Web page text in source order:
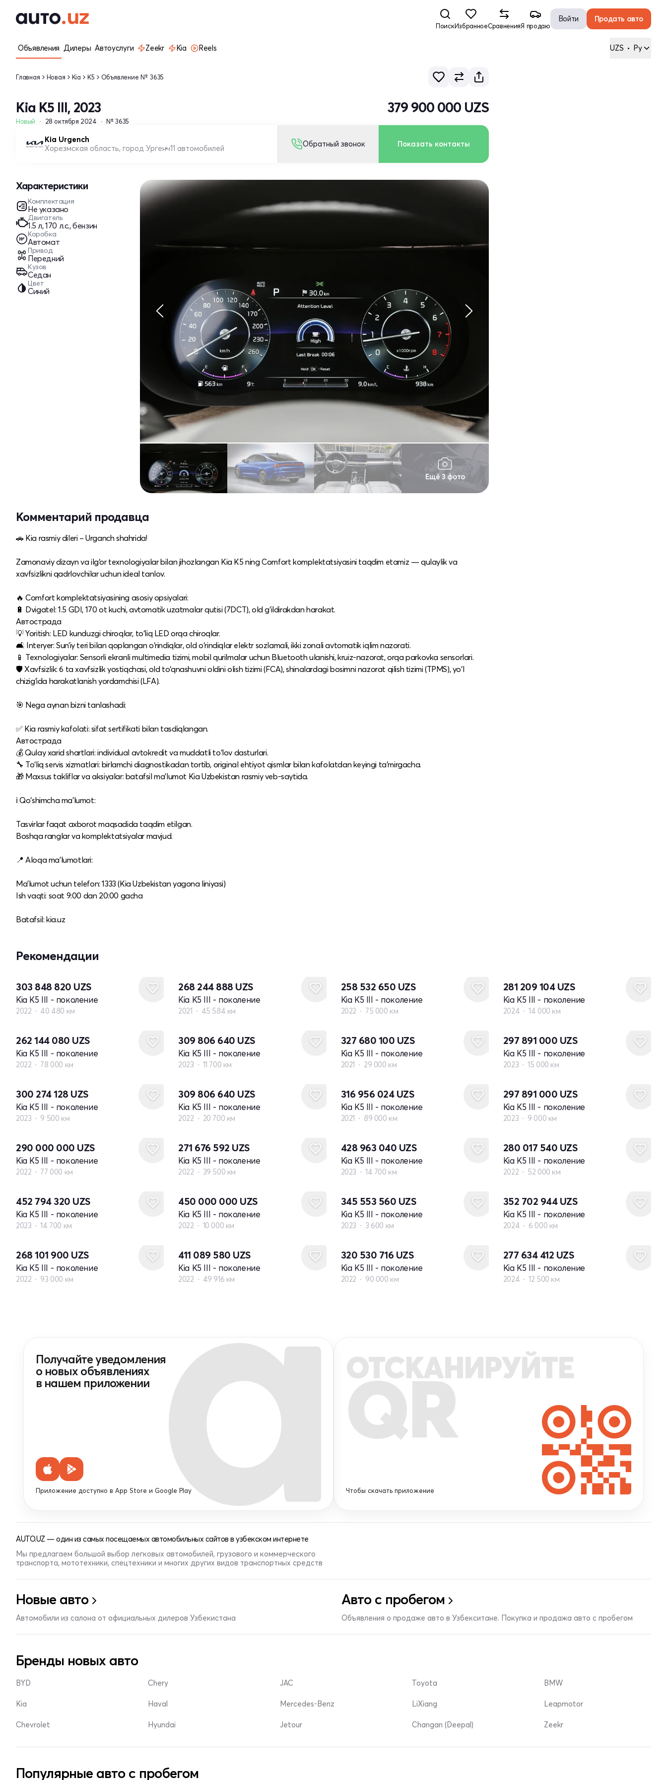
ПоискИзбранноеСравненияЯ продаю
Войти Продать авто
Объявления Дилеры Автоуслуги Zeekr Kia Reels UZS • Ру
Главная Новая Kia K5 Объявление № 3635
Kia K5 III, 2023
Новый 28 октября 2024 № 3635
379 900 000 UZS
Kia Urgench
Хорезмская область, город Ургенч11 автомобилей Обратный звонок Показать контакты
Характеристики
Комплектация
Не указано
Двигатель
1.5 л, 170 л.с., бензин
Коробка
Автомат
Привод
Передний
Кузов
Седан
Цвет
Синий
Ещё 3 фото
Комментарий продавца
🚗 Kia rasmiy dileri – Urganch shahrida!
Zamonaviy dizayn va ilg‘or texnologiyalar bilan jihozlangan Kia K5 ning Comfort komplektatsiyasini taqdim etamiz — qulaylik va
xavfsizlikni qadrlovchilar uchun ideal tanlov.​
🔥 Comfort komplektatsiyasining asosiy opsiyalari:
🔋 Dvigatel: 1.5 GDI, 170 ot kuchi, avtomatik uzatmalar qutisi (7DCT), old g‘ildirakdan harakat.​
Автострада
💡 Yoritish: LED kunduzgi chiroqlar, to‘liq LED orqa chiroqlar.​
🛋️ Interyer: Sun’iy teri bilan qoplangan o‘rindiqlar, old o‘rindiqlar elektr sozlamali, ikki zonali avtomatik iqlim nazorati.​
📱 Texnologiyalar: Sensorli ekranli multimedia tizimi, mobil qurilmalar uchun Bluetooth ulanishi, kruiz-nazorat, orqa parkovka sensorlari.​
🛡️ Xavfsizlik: 6 ta xavfsizlik yostiqchasi, old to‘qnashuvni oldini olish tizimi (FCA), shinalardagi bosimni nazorat qilish tizimi (TPMS), yo‘l
chizig‘ida harakatlanish yordamchisi (LFA).​
🎯 Nega aynan bizni tanlashadi:
✅ Kia rasmiy kafolati: sifat sertifikati bilan tasdiqlangan.​
Автострада
💰 Qulay xarid shartlari: individual avtokredit va muddatli to‘lov dasturlari.​
🔧 To‘liq servis xizmatlari: birlamchi diagnostikadan tortib, original ehtiyot qismlar bilan kafolatdan keyingi ta’mirgacha.​
🎁 Maxsus takliflar va aksiyalar: batafsil ma’lumot Kia Uzbekistan rasmiy veb-saytida.​
ℹ️ Qo‘shimcha ma’lumot:
Tasvirlar faqat axborot maqsadida taqdim etilgan.​
Boshqa ranglar va komplektatsiyalar mavjud.​
📍 Aloqa ma’lumotlari:
Ma’lumot uchun telefon: 1333 (Kia Uzbekistan yagona liniyasi)​
Ish vaqti: soat 9:00 dan 20:00 gacha​
Batafsil: kia.uz
Рекомендации
303 848 820 UZS
Kia K5 III - поколение
2022 40 480 км
268 244 888 UZS
Kia K5 III - поколение
2021 45 584 км
258 532 650 UZS
Kia K5 III - поколение
2022 75 000 км
281 209 104 UZS
Kia K5 III - поколение
2024 14 000 км
262 144 080 UZS
Kia K5 III - поколение
2022 78 000 км
309 806 640 UZS
Kia K5 III - поколение
2023 11 700 км
327 680 100 UZS
Kia K5 III - поколение
2021 29 000 км
297 891 000 UZS
Kia K5 III - поколение
2023 15 000 км
300 274 128 UZS
Kia K5 III - поколение
2023 9 500 км
309 806 640 UZS
Kia K5 III - поколение
2022 20 700 км
316 956 024 UZS
Kia K5 III - поколение
2021 89 000 км
297 891 000 UZS
Kia K5 III - поколение
2023 9 000 км
290 000 000 UZS
Kia K5 III - поколение
2022 77 000 км
271 676 592 UZS
Kia K5 III - поколение
2022 39 500 км
428 963 040 UZS
Kia K5 III - поколение
2023 14 700 км
280 017 540 UZS
Kia K5 III - поколение
2022 52 000 км
452 794 320 UZS
Kia K5 III - поколение
2023 14 700 км
450 000 000 UZS
Kia K5 III - поколение
2022 10 000 км
345 553 560 UZS
Kia K5 III - поколение
2023 3 600 км
352 702 944 UZS
Kia K5 III - поколение
2024 6 000 км
268 101 900 UZS
Kia K5 III - поколение
2022 93 000 км
411 089 580 UZS
Kia K5 III - поколение
2022 49 916 км
320 530 716 UZS
Kia K5 III - поколение
2022 90 000 км
277 634 412 UZS
Kia K5 III - поколение
2024 12 500 км
Получайте уведомления
о новых объявлениях
в нашем приложении
Приложение доступно в App Store и Google Play
ОТСКАНИРУЙТЕ
QR
Чтобы скачать приложение
AUTO.UZ — один из самых посещаемых автомобильных сайтов в узбекском интернете
Мы предлагаем большой выбор легковых автомобилей, грузового и коммерческого
транспорта, мототехники, спецтехники и многих других видов транспортных средств
Новые авто
Автомобили из салона от официальных дилеров Узбекистана
Авто с пробегом
Объявления о продаже авто в Узбекситане. Покупка и продажа авто с пробегом
Бренды новых авто
BYD
Kia
Chevrolet
Chery
Haval
Hyundai
JAC
Mercedes-Benz
Jetour
Toyota
LiXiang
Changan (Deepal)
BMW
Leapmotor
Zeekr
Популярные авто с пробегом